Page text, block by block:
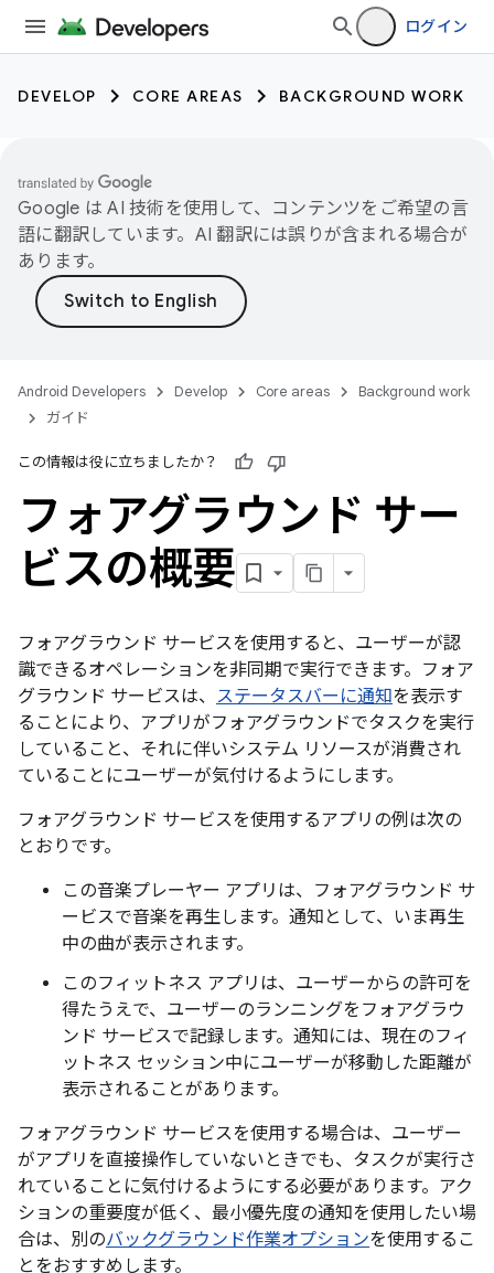
ログイン
DEVELOP CORE AREAS BACKGROUND WORK
Google は AI 技術を使用して、コンテンツをご希望の言
語に翻訳しています。AI 翻訳には誤りが含まれる場合が
あります。
Android Developers Develop Core areas
Background work
ガイド
この情報は役に立ちましたか？
フォアグラウンド サー
ビスの概要
フォアグラウンド サービスを使用すると、ユーザーが認
識できるオペレーションを非同期で実行できます。フォア
グラウンド サービスは、 ステータスバーに通知を表示す
ることにより、アプリがフォアグラウンドでタスクを実行
していること、それに伴いシステム リソースが消費され
ていることにユーザーが気付けるようにします。
フォアグラウンド サービスを使用するアプリの例は次の
とおりです。
この音楽プレーヤー アプリは、フォアグラウンド サ
ービスで音楽を再生します。通知として、いま再生
中の曲が表示されます。
このフィットネス アプリは、ユーザーからの許可を
得たうえで、ユーザーのランニングをフォアグラウ
ンド サービスで記録します。通知には、現在のフィ
ットネス セッション中にユーザーが移動した距離が
表示されることがあります。
フォアグラウンド サービスを使用する場合は、ユーザー
がアプリを直接操作していないときでも、タスクが実行さ
れていることに気付けるようにする必要があります。アク
ションの重要度が低く、最小優先度の通知を使用したい場
合は、別のバックグラウンド作業オプションを使用するこ
とをおすすめします。